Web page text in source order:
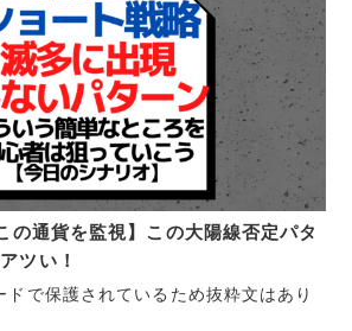
の通貨を監視】この大陽線否定パタ
ツい！
ドで保護されているため抜粋文はあり